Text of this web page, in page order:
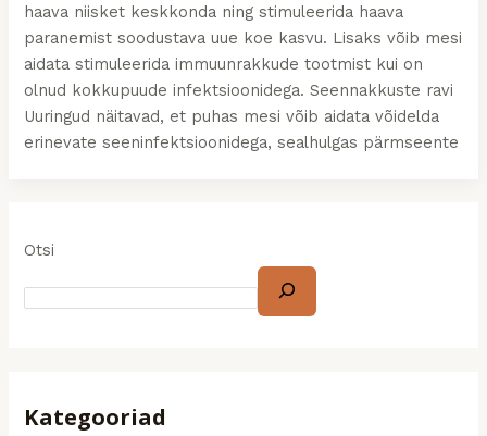
haava niisket keskkonda ning stimuleerida haava
paranemist soodustava uue koe kasvu. Lisaks võib mesi
aidata stimuleerida immuunrakkude tootmist kui on
olnud kokkupuude infektsioonidega. Seennakkuste ravi
Uuringud näitavad, et puhas mesi võib aidata võidelda
erinevate seeninfektsioonidega, sealhulgas pärmseente
Otsi
Kategooriad